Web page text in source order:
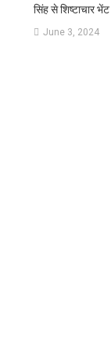
सिंह से शिष्टाचार भेंट
June 3, 2024